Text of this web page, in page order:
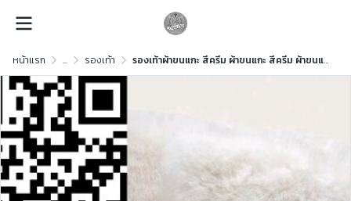
หน้าแรก ... รองเท้า รองเท้าผ้าขนแกะ สีครีม ผ้าขนแกะ สีครีม ผ้าขนแกะ สีครีม